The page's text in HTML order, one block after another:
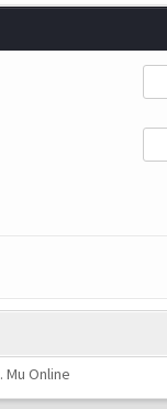
. Mu Online